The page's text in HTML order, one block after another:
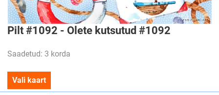
Pilt #1092 - Olete kutsutud #1092
Saadetud: 3 korda
Vali kaart